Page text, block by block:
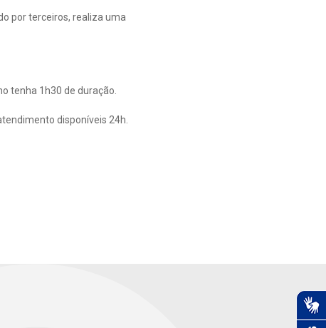
por terceiros, realiza uma
tenha 1h30 de duração.
disponíveis 24h.